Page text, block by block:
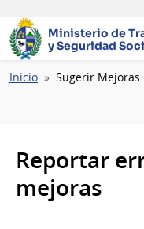
Ministerio de
y Seguridad
Ruta
Inicio Sugerir Mejoras
Reportar
mejoras